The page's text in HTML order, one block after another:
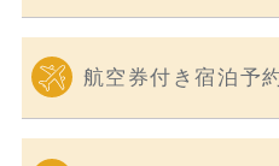
航空券付き宿泊予